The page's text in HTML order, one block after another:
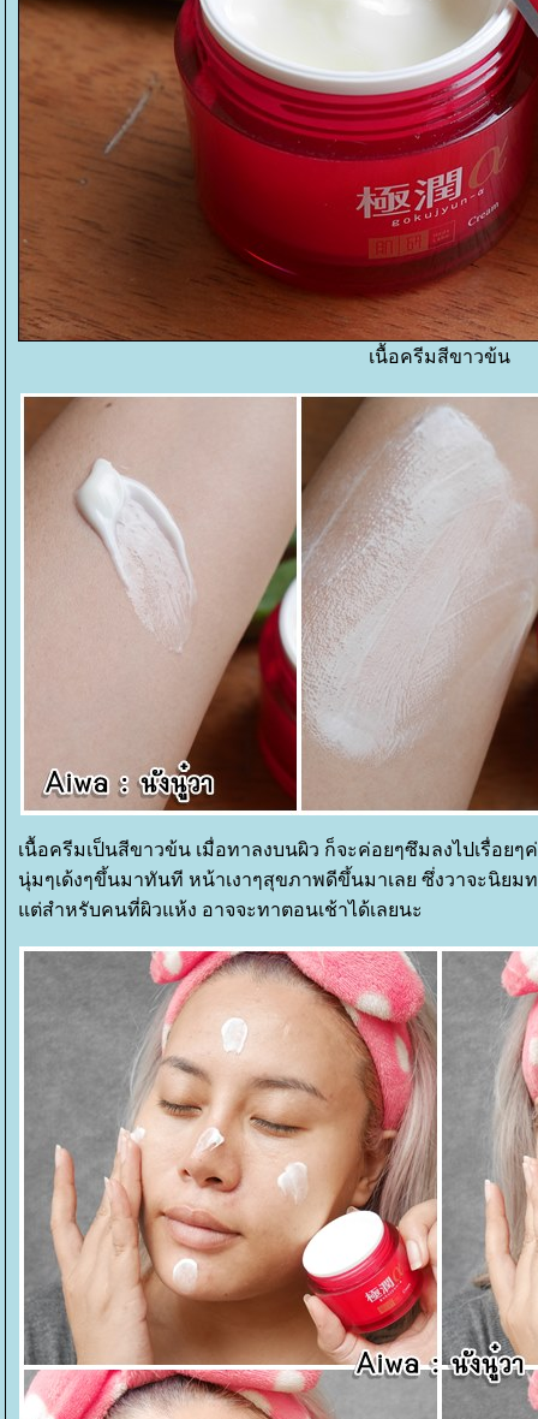
เนื้อครีมสีขาวข้น
เนื้อครีมเป็นสีขาวข้น เมื่อทาลงบนผิว ก็จะค่อยๆซึมลงไปเรื่อยๆ
นุ่มๆเด้งๆขึ้นมาทันที หน้าเงาๆสุขภาพดีขึ้นมาเลย ซึ่งวาจะนิย
ต่สำหรับคนที่ผิวแห้ง อาจจะทาตอนเช้าได้เลยนะ